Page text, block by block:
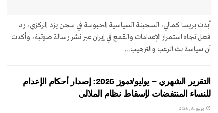
أبدت بريسا كمالي، السجينة السياسية المحبوسة في سجن يزد المركزي، رد
فعل تجاه استمرار الإعدامات والقمع في إيران عبر نشر رسالة صوتية، وأكدت
أن سياسة بث الرعب والترهيب...
التقرير الشهري – يوليو/تموز 2026: إصدار أحكام الإعدام
للنساء المنتفضات لإسقاط نظام الملالي
يوليو 31, 2026